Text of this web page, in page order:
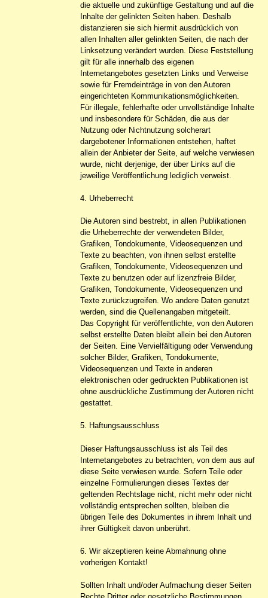
die aktuelle und zukünftige Gestaltung und auf die
Inhalte der gelinkten Seiten haben. Deshalb
distanzieren sie sich hiermit ausdrücklich von
allen Inhalten aller gelinkten Seiten, die nach der
Linksetzung verändert wurden. Diese Feststellung
gilt für alle innerhalb des eigenen
Internetangebotes gesetzten Links und Verweise
sowie für Fremdeinträge in von den Autoren
eingerichteten Kommunikationsmöglichkeiten.
Für illegale, fehlerhafte oder unvollständige Inhalte
und insbesondere für Schäden, die aus der
Nutzung oder Nichtnutzung solcherart
dargebotener Informationen entstehen, haftet
allein der Anbieter der Seite, auf welche verwiesen
wurde, nicht derjenige, der über Links auf die
jeweilige Veröffentlichung lediglich verweist.
4. Urheberrecht
Die Autoren sind bestrebt, in allen Publikationen
die Urheberrechte der verwendeten Bilder,
Grafiken, Tondokumente, Videosequenzen und
Texte zu beachten, von ihnen selbst erstellte
Grafiken, Tondokumente, Videosequenzen und
Texte zu benutzen oder auf lizenzfreie Bilder,
Grafiken, Tondokumente, Videosequenzen und
Texte zurückzugreifen. Wo andere Daten genutzt
werden, sind die Quellenangaben mitgeteilt.
Das Copyright für veröffentlichte, von den Autoren
selbst erstellte Daten bleibt allein bei den Autoren
der Seiten. Eine Vervielfältigung oder Verwendung
solcher Bilder, Grafiken, Tondokumente,
Videosequenzen und Texte in anderen
elektronischen oder gedruckten Publikationen ist
ohne ausdrückliche Zustimmung der Autoren nicht
gestattet.
5. Haftungsausschluss
Dieser Haftungsausschluss ist als Teil des
Internetangebotes zu betrachten, von dem aus auf
diese Seite verwiesen wurde. Sofern Teile oder
einzelne Formulierungen dieses Textes der
geltenden Rechtslage nicht, nicht mehr oder nicht
vollständig entsprechen sollten, bleiben die
übrigen Teile des Dokumentes in ihrem Inhalt und
ihrer Gültigkeit davon unberührt.
6. Wir akzeptieren keine Abmahnung ohne
vorherigen Kontakt!
Sollten Inhalt und/oder Aufmachung dieser Seiten